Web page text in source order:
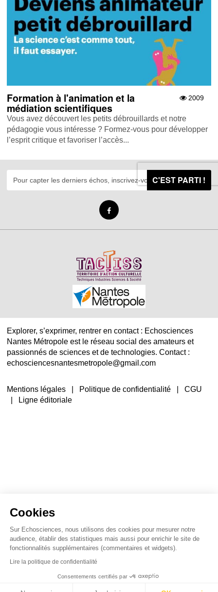
Cookies
Sur Echosciences, nous utilisons des cookies pour mesurer notre
audience, établir des statistiques mais aussi pour enrichir le site de
fonctionnalités supplémentaires (commentaires et widgets).
Lire la politique de confidentialité
Consentements certifiés par
2009
Formation à l'animation et la
médiation scientifiques
Vous avez découvert les petits débrouillards et notre
pédagogie vous intéresse ? Formez-vous pour développer
l’esprit critique et favoriser l’accès...
C'EST PARTI !
Explorer, s’exprimer, rentrer en contact : Echosciences
Nantes Métropole est le réseau social des amateurs et
passionnés de sciences et de technologies. Contact :
echosciencesnantesmetropole@gmail.com
Mentions légales Politique de confidentialité |CGU
Ligne éditoriale